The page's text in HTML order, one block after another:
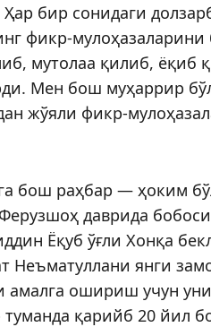
бир сонидаги
фикр-
мутолаа қилиб, ёқиб
Мен бош муҳаррир
жўяли фикр-
бош раҳбар — ҳоким
даврида
Ёқуб ўғли Хонқа
янги
амалга ошириш учун
қарийб 20 йил